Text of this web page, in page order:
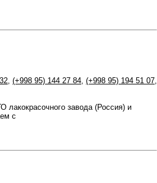
, (+998 95) 144 27 84, (+998 95) 194 51 07,
завода (Россия) и
c